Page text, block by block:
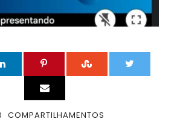
COMPARTILHAMENTOS